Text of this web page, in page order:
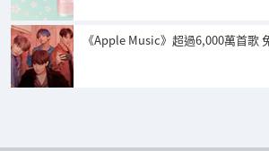
《Apple Music》超過6,000萬首歌